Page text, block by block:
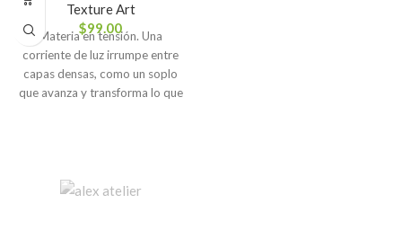
Texture Art
$99.00
Materia en tensión. Una
corriente de luz irrumpe entre
capas densas, como un soplo
que avanza y transforma lo que
fuerza en movimiento.